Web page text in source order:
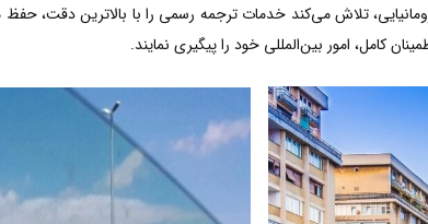
تلاش می‌کند خدمات ترجمه رسمی را با بالاترین دقت،
کامل، امور بین‌المللی خود را پیگیری نمایند.